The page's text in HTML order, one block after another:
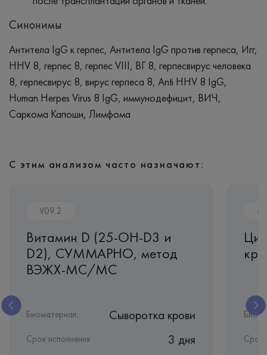
Синонимы
Антитела IgG к герпес, Антитела IgG против герпеса, Игг,
HHV 8, герпес 8, герпес VIII, ВГ 8, герпесвирус человека
8, герпесвирус 8, вирус герпеса 8, Anti HHV 8 IgG,
Human Herpes Virus 8 IgG, иммунодефицит, ВИЧ,
Саркома Капоши, Лимфома
С этим анализом часто назначают:
V09.2
Витамин D (25-OH-D3 и
D2), СУММАРНО, метод
ВЭЖХ-МС/МС
Биоматериал: Сыворотка крови
Срок исполнения: 3 дня Срок